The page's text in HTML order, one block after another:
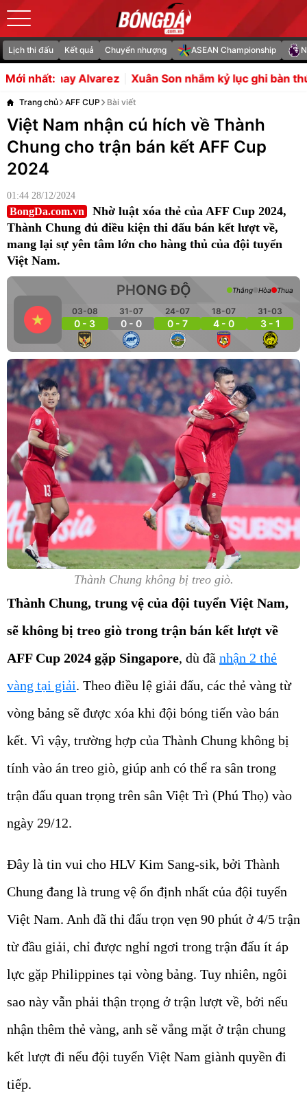
Lịch thi đấu Kết quả Chuyển nhượng ASEAN Championship
Mới nhất:
Xuân Son nhắm kỷ lục ghi bàn thứ 8 tại Đông Nam Á
Trang chủ AFF CUP Bài viết
Việt Nam nhận cú hích về Thành
Chung cho trận bán kết AFF Cup
2024
01:44 28/12/2024
BongDa.com.vn
Nhờ luật xóa thẻ của AFF Cup 2024,
Thành Chung đủ điều kiện thi đấu bán kết lượt về,
mang lại sự yên tâm lớn cho hàng thủ của đội tuyển
Việt Nam.
PHONG ĐỘ
03-08
0 - 3
31-07
0 - 0
24-07
0 - 7
18-07
4 - 0
31-03
3 - 1
Thắng Hòa Thua
Thành Chung không bị treo giò.
Thành Chung, trung vệ của đội tuyển Việt Nam,
sẽ không bị treo giò trong trận bán kết lượt về
AFF Cup 2024 gặp Singapore, dù đã nhận 2 thẻ
vàng tại giải. Theo điều lệ giải đấu, các thẻ vàng từ
vòng bảng sẽ được xóa khi đội bóng tiến vào bán
kết. Vì vậy, trường hợp của Thành Chung không bị
tính vào án treo giò, giúp anh có thể ra sân trong
trận đấu quan trọng trên sân Việt Trì (Phú Thọ) vào
ngày 29/12.
Đây là tin vui cho HLV Kim Sang-sik, bởi Thành
Chung đang là trung vệ ổn định nhất của đội tuyển
Việt Nam. Anh đã thi đấu trọn vẹn 90 phút ở 4/5 trận
từ đầu giải, chỉ được nghỉ ngơi trong trận đấu ít áp
lực gặp Philippines tại vòng bảng. Tuy nhiên, ngôi
sao này vẫn phải thận trọng ở trận lượt về, bởi nếu
nhận thêm thẻ vàng, anh sẽ vắng mặt ở trận chung
kết lượt đi nếu đội tuyển Việt Nam giành quyền đi
tiếp.